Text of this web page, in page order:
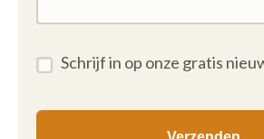
Schrijf in op onze gratis